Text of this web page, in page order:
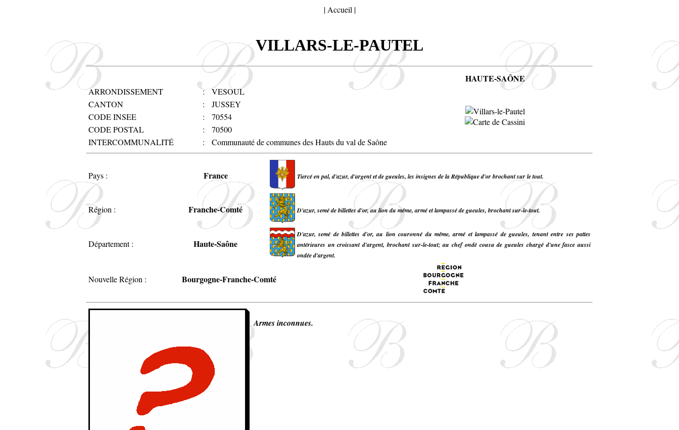
| Accueil |
VILLARS-LE-PAUTEL
HAUTE-SAÔNE
ARRONDISSEMENT :
VESOUL
CANTON
:
JUSSEY
CODE INSEE
:
70554
CODE POSTAL
:
70500
INTERCOMMUNALITÉ
: Communauté de communes des Hauts du val de Saône
Pays : France Tiercé en pal, d'azur, d'argent et de gueules, les insignes de la République d'or brochant sur le tout.
Région : Franche-Comté D'azur, semé de billettes d'or, au lion du même, armé et lampassé de gueules, brochant sur-le-tout.
Département : Haute-Saône
D'azur, semé de billettes d'or, au lion couronné du même, armé et lampassé de gueules, tenant entre ses pattes
antérieures un croissant d'argent, brochant sur-le-tout; au chef ondé cousu de gueules chargé d'une fasce aussi
ondée d'argent.
Nouvelle Région : Bourgogne-Franche-Comté
Armes inconnues.